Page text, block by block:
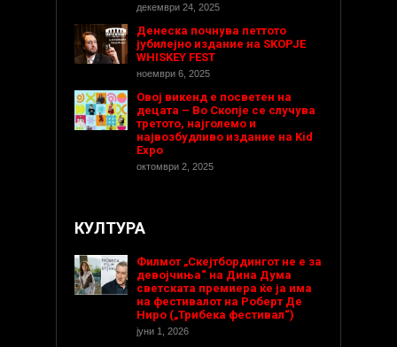
декември 24, 2025
Денеска почнува петтото
јубилејно издание на SKOPJE
WHISKEY FEST
ноември 6, 2025
Овој викенд е посветен на
децата – Во Скопје се случува
третото, најголемо и
највозбудливо издание на Kid
Expo
октомври 2, 2025
КУЛТУРА
Филмот „Скејтбордингот не е за
девојчиња“ на Дина Дума
светската премиера ќе ја има
на фестивалот на Роберт Де
Ниро („Трибека фестивал“)
јуни 1, 2026